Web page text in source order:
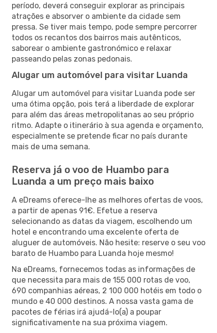
período, deverá conseguir explorar as principais
atrações e absorver o ambiente da cidade sem
pressa. Se tiver mais tempo, pode sempre percorrer
todos os recantos dos bairros mais autênticos,
saborear o ambiente gastronómico e relaxar
passeando pelas zonas pedonais.
Alugar um automóvel para visitar Luanda
Alugar um automóvel para visitar Luanda pode ser
uma ótima opção, pois terá a liberdade de explorar
para além das áreas metropolitanas ao seu próprio
ritmo. Adapte o itinerário à sua agenda e orçamento,
especialmente se pretende ficar no país durante
mais de uma semana.
Reserva já o voo de Huambo para
Luanda a um preço mais baixo
A eDreams oferece-lhe as melhores ofertas de voos,
a partir de apenas 91€. Efetue a reserva
selecionando as datas da viagem, escolhendo um
hotel e encontrando uma excelente oferta de
aluguer de automóveis. Não hesite: reserve o seu voo
barato de Huambo para Luanda hoje mesmo!
Na eDreams, fornecemos todas as informações de
que necessita para mais de 155 000 rotas de voo,
690 companhias aéreas, 2 100 000 hotéis em todo o
mundo e 40 000 destinos. A nossa vasta gama de
pacotes de férias irá ajudá-lo(a) a poupar
significativamente na sua próxima viagem.